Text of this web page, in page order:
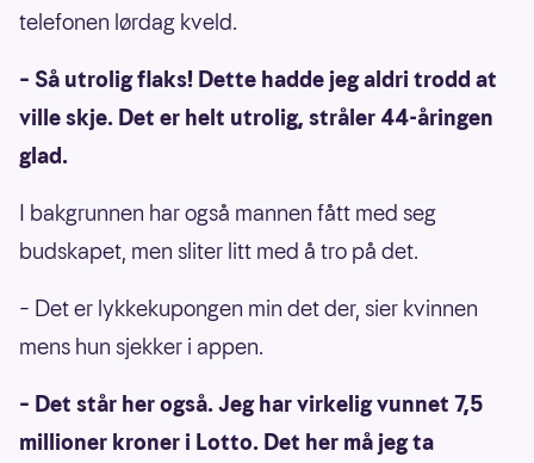
telefonen lørdag kveld.
– Så utrolig flaks! Dette hadde jeg aldri trodd at
ville skje. Det er helt utrolig, stråler 44-åringen
glad.
I bakgrunnen har også mannen fått med seg
budskapet, men sliter litt med å tro på det.
– Det er lykkekupongen min det der, sier kvinnen
mens hun sjekker i appen.
– Det står her også. Jeg har virkelig vunnet 7,5
millioner kroner i Lotto. Det her må jeg ta